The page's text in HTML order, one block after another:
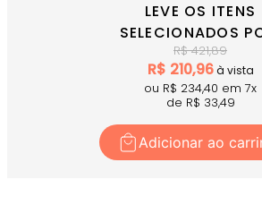
LEVE OS ITENS
SELECIONADOS
R$421,89
R$ 210,96à vista
ou R$ 234,40 em 7x
de R$ 33,49
Adicionar ao